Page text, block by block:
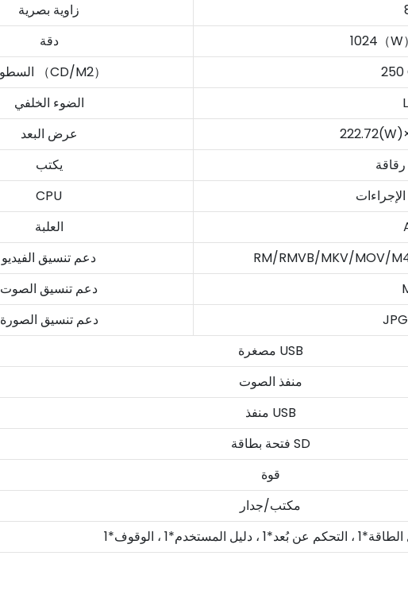
زاوية بصرية
دقة
1024（W
السطوع （CD/M2）
250
الضوء الخلفي
عرض البعد
يكتب
CPU
العلبة
دعم تنسيق الفيديو
RM/RMVB/MKV/MOV/
دعم تنسيق الصوت
دعم تنسيق الصورة
مصغرة USB
منفذ الصوت
منفذ USB
فتحة بطاقة SD
قوة
مكتب/جدار
، دليل المستخدم*1 ، الوقوف*1